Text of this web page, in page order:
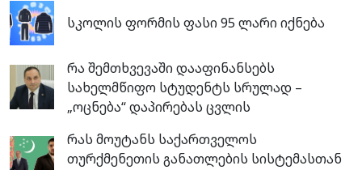
სკოლის ფორმის ფასი 95 ლარი იქნება
რა შემთხვევაში დააფინანსებს
სახელმწიფო სტუდენტს სრულად –
„ოცნება“ დაპირებას ცვლის
რას მოუტანს საქართველოს
თურქმენეთის განათლების სისტემასთან